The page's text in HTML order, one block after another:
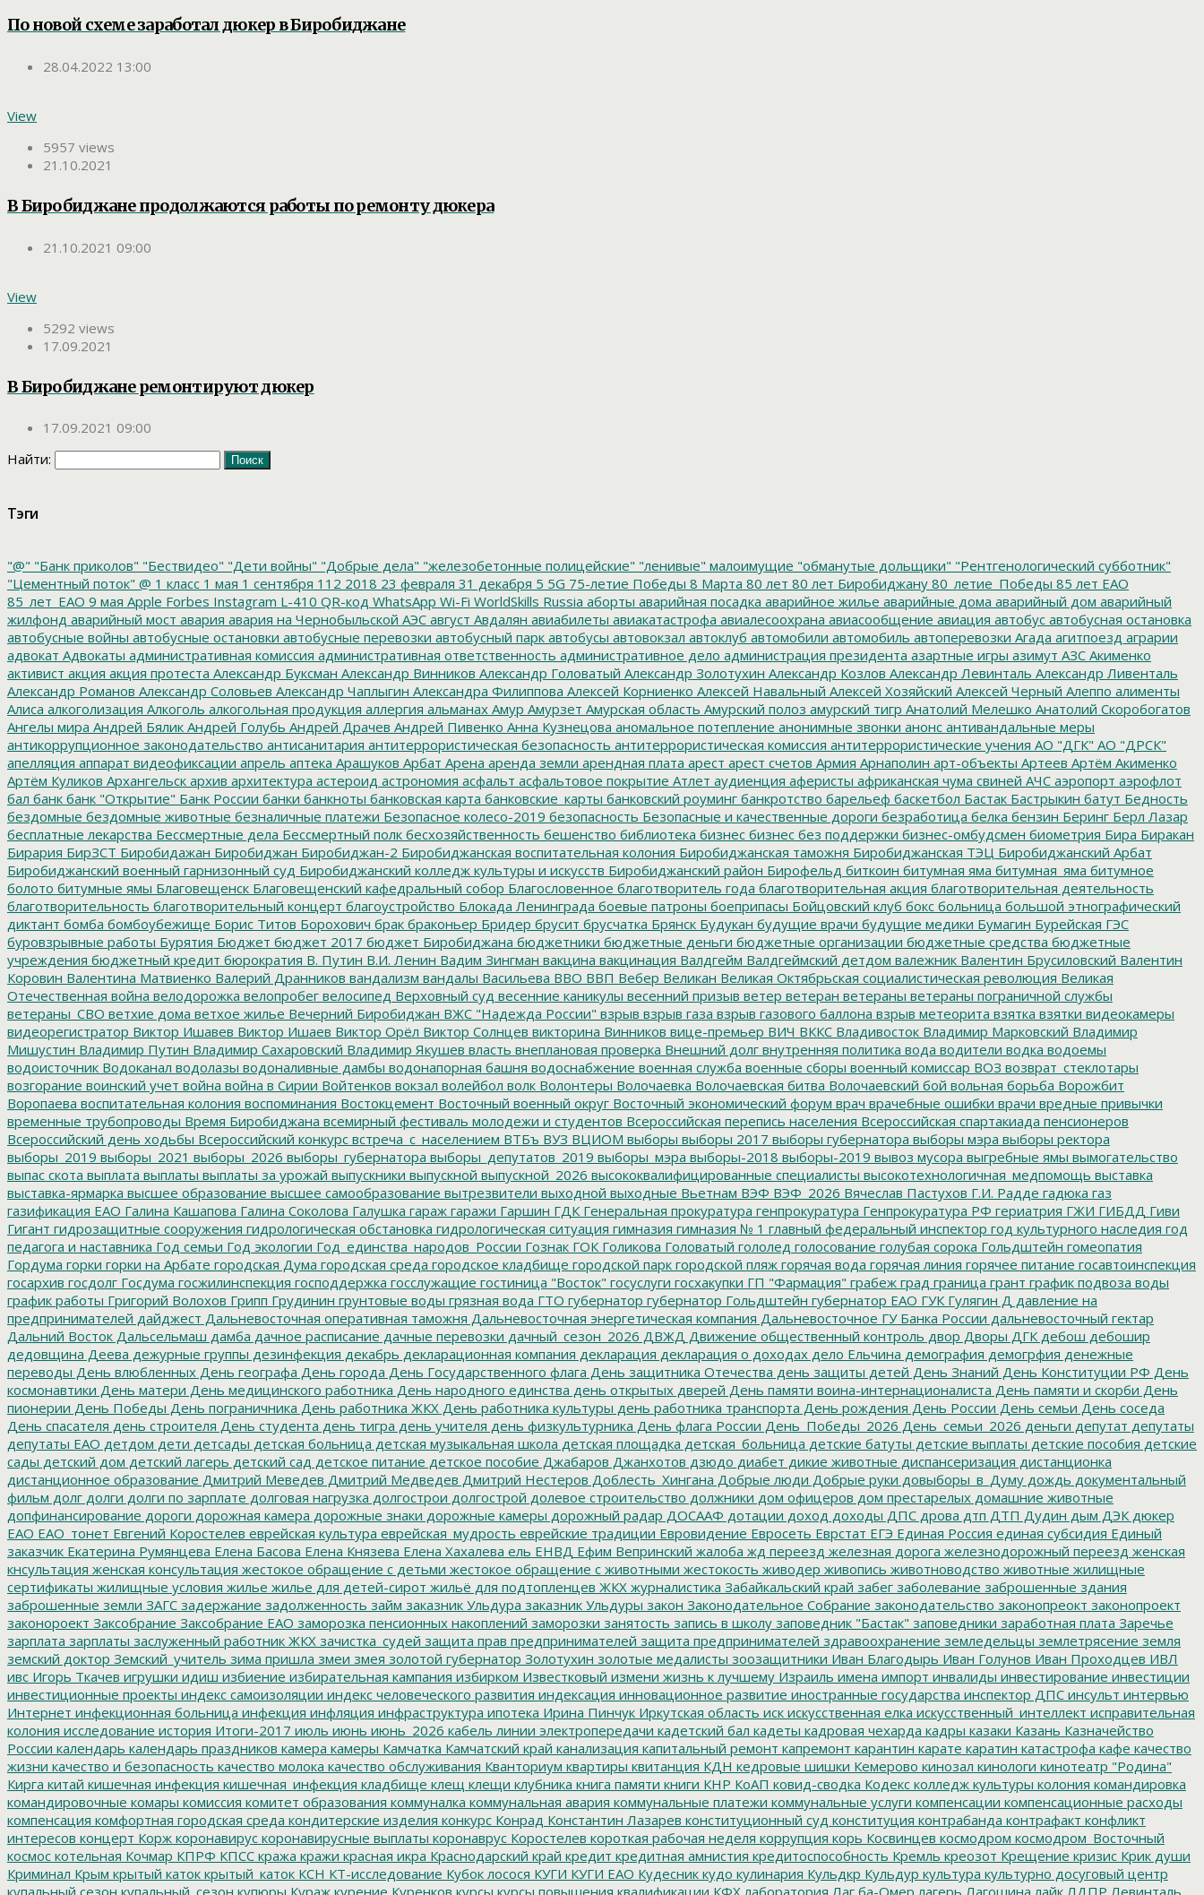
По новой схеме заработал дюкер в Биробиджане
28.04.2022 13:00
View
5957 views
21.10.2021
В Биробиджане продолжаются работы по ремонту дюкера
21.10.2021 09:00
View
5292 views
17.09.2021
В Биробиджане ремонтируют дюкер
17.09.2021 09:00
Найти:
Тэги
"@" "Банк приколов" "Бествидео" "Дети войны" "Добрые дела" "железобетонные полицейские" "ленивые" малоимущие "обманутые дольщики" "Рентгенологический субботник"
"Цементный поток" @ 1 класс 1 мая 1 сентября 112 2018 23 февраля 31 декабря 5 5G 75-летие Победы 8 Марта 80 лет 80 лет Биробиджану 80_летие_Победы 85 лет ЕАО
85_лет_ЕАО 9 мая Apple Forbes Instagram L-410 QR-код WhatsApp Wi-Fi WorldSkills Russia аборты аварийная посадка аварийное жилье аварийные дома аварийный дом аварийный
жилфонд аварийный мост авария авария на Чернобыльской АЭС август Авдалян авиабилеты авиакатастрофа авиалесоохрана авиасообщение авиация автобус автобусная остановка
автобусные войны автобусные остановки автобусные перевозки автобусный парк автобусы автовокзал автоклуб автомобили автомобиль автоперевозки Агада агитпоезд аграрии
адвокат Адвокаты административная комиссия административная ответственность административное дело администрация президента азартные игры азимут АЗС Акименко
активист акция акция протеста Александр Буксман Александр Винников Александр Головатый Александр Золотухин Александр Козлов Александр Левинталь Александр Ливенталь
Александр Романов Александр Соловьев Александр Чаплыгин Александра Филиппова Алексей Корниенко Алексей Навальный Алексей Хозяйский Алексей Черный Алеппо алименты
Алиса алкоголизация Алкоголь алкогольная продукция аллергия альманах Амур Амурзет Амурская область Амурский полоз амурский тигр Анатолий Мелешко Анатолий Скоробогатов
Ангелы мира Андрей Бялик Андрей Голубь Андрей Драчев Андрей Пивенко Анна Кузнецова аномальное потепление анонимные звонки анонс антивандальные меры
антикоррупционное законодательство антисанитария антитеррористическая безопасность антитеррористическая комиссия антитеррористические учения АО "ДГК" АО "ДРСК"
апелляция аппарат видеофиксации апрель аптека Арашуков Арбат Арена аренда земли арендная плата арест арест счетов Армия Арнаполин арт-объекты Артеев Артём Акименко
Артём Куликов Архангельск архив архитектура астероид астрономия асфальт асфальтовое покрытие Атлет аудиенция аферисты африканская чума свиней АЧС аэропорт аэрофлот
бал банк банк "Открытие" Банк России банки банкноты банковская карта банковские_карты банковский роуминг банкротство барельеф баскетбол Бастак Бастрыкин батут Бедность
бездомные бездомные животные безналичные платежи Безопасное колесо-2019 безопасность Безопасные и качественные дороги безработица белка бензин Беринг Берл Лазар
бесплатные лекарства Бессмертные дела Бессмертный полк бесхозяйственность бешенство библиотека бизнес бизнес без поддержки бизнес-омбудсмен биометрия Бира Биракан
Бирария БирЗСТ Биробидажан Биробиджан Биробиджан-2 Биробиджанская воспитательная колония Биробиджанская таможня Биробиджанская ТЭЦ Биробиджанский Арбат
Биробиджанский военный гарнизонный суд Биробиджанский колледж культуры и искусств Биробиджанский район Бирофельд биткоин битумная яма битумная_яма битумное
болото битумные ямы Благовещенск Благовещенский кафедральный собор Благословенное благотворитель года благотворительная акция благотворительная деятельность
благотворительность благотворительный концерт благоустройство Блокада Ленинграда боевые патроны боеприпасы Бойцовский клуб бокс больница большой этнографический
диктант бомба бомбоубежище Борис Титов Борохович брак браконьер Бридер брусит брусчатка Брянск Будукан будущие врачи будущие медики Бумагин Бурейская ГЭС
буровзрывные работы Бурятия Бюджет бюджет 2017 бюджет Биробиджана бюджетники бюджетные деньги бюджетные организации бюджетные средства бюджетные
учреждения бюджетный кредит бюрократия В. Путин В.И. Ленин Вадим Зингман вакцина вакцинация Валдгейм Валдгеймский детдом валежник Валентин Брусиловский Валентин
Коровин Валентина Матвиенко Валерий Дранников вандализм вандалы Васильева ВВО ВВП Вебер Великан Великая Октябрьская социалистическая революция Великая
Отечественная война велодорожка велопробег велосипед Верховный суд весенние каникулы весенний призыв ветер ветеран ветераны ветераны пограничной службы
ветераны_СВО ветхие дома ветхое жилье Вечерний Биробиджан ВЖС "Надежда России" взрыв взрыв газа взрыв газового баллона взрыв метеорита взятка взятки видеокамеры
видеорегистратор Виктор Ишавев Виктор Ишаев Виктор Орёл Виктор Солнцев викторина Винников вице-премьер ВИЧ ВККС Владивосток Владимир Марковский Владимир
Мишустин Владимир Путин Владимир Сахаровский Владимир Якушев власть внеплановая проверка Внешний долг внутренняя политика вода водители водка водоемы
водоисточник Водоканал водолазы водоналивные дамбы водонапорная башня водоснабжение военная служба военные сборы военный комиссар ВОЗ возврат_стеклотары
возгорание воинский учет война война в Сирии Войтенков вокзал волейбол волк Волонтеры Волочаевка Волочаевская битва Волочаевский бой вольная борьба Ворожбит
Воропаева воспитательная колония воспоминания Востокцемент Восточный военный округ Восточный экономический форум врач врачебные ошибки врачи вредные привычки
временные трубопроводы Время Биробиджана всемирный фестиваль молодежи и студентов Всероссийская перепись населения Всероссийская спартакиада пенсионеров
Всероссийский день ходьбы Всероссийский конкурс встреча_с_населением ВТБъ ВУЗ ВЦИОМ выборы выборы 2017 выборы губернатора выборы мэра выборы ректора
выборы_2019 выборы_2021 выборы_2026 выборы_губернатора выборы_депутатов_2019 выборы_мэра выборы-2018 выборы-2019 вывоз мусора выгребные ямы вымогательство
выпас скота выплата выплаты выплаты за урожай выпускники выпускной выпускной_2026 высококвалифицированные специалисты высокотехнологичная_медпомощь выставка
выставка-ярмарка высшее образование высшее самообразование вытрезвители выходной выходные Вьетнам ВЭФ ВЭФ_2026 Вячеслав Пастухов Г.И. Радде гадюка газ
газификация ЕАО Галина Кашапова Галина Соколова Галушка гараж гаражи Гаршин ГДК Генеральная прокуратура генпрокуратура Генпрокуратура РФ гериатрия ГЖИ ГИБДД Гиви
Гигант гидрозащитные сооружения гидрологическая обстановка гидрологическая ситуация гимназия гимназия № 1 главный федеральный инспектор год культурного наследия год
педагога и наставника Год семьи Год экологии Год_единства_народов_России Гознак ГОК Голикова Головатый гололед голосование голубая сорока Гольдштейн гомеопатия
Гордума горки горки на Арбате городская Дума городская среда городское кладбище городской парк городской пляж горячая вода горячая линия горячее питание госавтоинспекция
госархив госдолг Госдума госжилинспекция господдержка госслужащие гостиница "Восток" госуслуги госхакупки ГП "Фармация" грабеж град граница грант график подвоза воды
график работы Григорий Волохов Грипп Грудинин грунтовые воды грязная вода ГТО губернатор губернатор Гольдштейн губернатор ЕАО ГУК Гулягин Д давление на
предпринимателей дайджест Дальневосточная оперативная таможня Дальневосточная энергетическая компания Дальневосточное ГУ Банка России дальневосточный гектар
Дальний Восток Дальсельмаш дамба дачное расписание дачные перевозки дачный_сезон_2026 ДВЖД Движение общественный контроль двор Дворы ДГК дебош дебошир
дедовщина Деева дежурные группы дезинфекция декабрь декларационная компания декларация декларация о доходах дело Ельчина демография демогрфия денежные
переводы День влюбленных День географа День города День Государственного флага День защитника Отечества день защиты детей День Знаний День Конституции РФ День
космонавтики День матери День медицинского работника День народного единства день открытых дверей День памяти воина-интернационалиста День памяти и скорби День
пионерии День Победы День пограничника День работника ЖКХ День работника культуры день работника транспорта День рождения День России День семьи День соседа
День спасателя день строителя День студента день тигра день учителя день физкультурника День флага России День_Победы_2026 День_семьи_2026 деньги депутат депутаты
депутаты ЕАО детдом дети детсады детская больница детская музыкальная школа детская площадка детская_больница детские батуты детские выплаты детские пособия детские
сады детский дом детский лагерь детский сад детское питание детское пособие Джабаров Джанхотов дзюдо диабет дикие животные диспансеризация дистанционка
дистанционное образование Дмитрий Меведев Дмитрий Медведев Дмитрий Нестеров Доблесть_Хингана Добрые люди Добрые руки довыборы_в_Думу дождь документальный
фильм долг долги долги по зарплате долговая нагрузка долгострои долгострой долевое строительство должники дом офицеров дом престарелых домашние животные
допфинансирование дороги дорожная камера дорожные знаки дорожные камеры дорожный радар ДОСААФ дотации доход доходы ДПС дрова дтп ДТП Дудин дым ДЭК дюкер
ЕАО ЕАО_тонет Евгений Коростелев еврейская культура еврейская_мудрость еврейские традиции Евровидение Евросеть Еврстат ЕГЭ Единая Россия единая субсидия Единый
заказчик Екатерина Румянцева Елена Басова Елена Князева Елена Хахалева ель ЕНВД Ефим Вепринский жалоба жд переезд железная дорога железнодорожный переезд женская
кнсультация женская консультация жестокое обращение с детьми жестокое обращение с животными жестокость живодер живопись животноводство животные жилищные
сертификаты жилищные условия жилье жилье для детей-сирот жильё для подтопленцев ЖКХ журналистика Забайкальский край забег заболевание заброшенные здания
заброшенные земли ЗАГС задержание задолженность займ заказник Ульдура заказник Ульдуры закон Законодательное Собрание законодательство законопреокт законопроект
законороект Заксобрание Заксобрание ЕАО заморозка пенсионных накоплений заморозки занятость запись в школу заповедник "Бастак" заповедники заработная плата Заречье
зарплата зарплаты заслуженный работник ЖКХ зачистка_судей защита прав предпринимателей защита предпринимателей здравоохранение земледельцы землетрясение земля
земский доктор Земский_учитель зима пришла змеи змея золотой губернатор Золотухин золотые медалисты зоозащитники Иван Благодырь Иван Голунов Иван Проходцев ИВЛ
ивс Игорь Ткачев игрушки идиш избиение избирательная кампания избирком Известковый измени жизнь к лучшему Израиль имена импорт инвалиды инвестирование инвестиции
инвестиционные проекты индекс самоизоляции индекс человеческого развития индексация инновационное развитие иностранные государства инспектор ДПС инсульт интервью
Интернет инфекционная больница инфекция инфляция инфраструктура ипотека Ирина Пинчук Иркутская область иск искусственная елка искусственный_интеллект исправительная
колония исследование история Итоги-2017 июль июнь июнь_2026 кабель линии электропередачи кадетский бал кадеты кадровая чехарда кадры казаки Казань Казначейство
России календарь календарь праздников камера камеры Камчатка Камчатский край канализация капитальный ремонт капремонт карантин карате каратин катастрофа кафе качество
жизни качество и безопасность качество молока качество обслуживания Кванториум квартиры квитанция КДН кедровые шишки Кемерово кинозал кинологи кинотеатр "Родина"
Кирга китай кишечная инфекция кишечная_инфекция кладбище клещ клещи клубника книга памяти книги КНР КоАП ковид-сводка Кодекс колледж культуры колония командировка
командировочные комары комиссия комитет образования коммуналка коммунальная авария коммунальные платежи коммунальные услуги компенсации компенсационные расходы
компенсация комфортная городская среда кондитерские изделия конкурс Конрад Константин Лазарев конституционный суд конституция контрабанда контрафакт конфликт
интересов концерт Корж коронавирус коронавирусные выплаты коронаврус Коростелев короткая рабочая неделя коррупция корь Косвинцев космодром космодром_Восточный
космос котельная Кочмар КПРФ КПСС кража кражи красная икра Краснодарский край кредит кредитная амнистия кредитоспособность Кремль креозот Крещение кризис Крик души
Криминал Крым крытый каток крытый_каток КСН КТ-исследование Кубок лосося КУГИ КУГИ ЕАО Кудесник кудо кулинария Кульдкр Кульдур культура культурно досуговый центр
купальный сезон купальный_сезон купюры Кураж курение Куренков курсы курсы повышения квалификации КФХ лаборатория Лаг ба-Омер лагерь Лагошина лайк ЛДПР Левинталь